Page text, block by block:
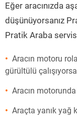
Eğer aracınızda
düşünüyorsanız
Pratik Araba
Aracın motoru
gürültülü çalışıyorsa
Aracın motorunda
Araçta yanık yağ